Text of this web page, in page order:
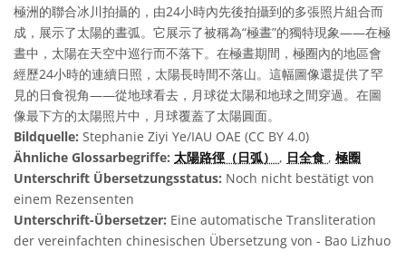
極洲的聯合冰川拍攝的，由24小時內先後拍攝到的多張照片組合而
成，展示了太陽的晝弧。它展示了被稱為“極晝”的獨特現象——在極
晝中，太陽在天空中巡行而不落下。在極晝期間，極圈內的地區會
經歷24小時的連續日照，太陽長時間不落山。這幅圖像還提供了罕
見的日食視角——從地球看去，月球從太陽和地球之間穿過。在圖
像最下方的太陽照片中，月球覆蓋了太陽圓面。
Bildquelle: Stephanie Ziyi Ye/IAU OAE (CC BY 4.0)
Ähnliche Glossarbegriffe: 太陽路徑（日弧） , 日全食 , 極圈
Unterschrift Übersetzungsstatus: Noch nicht bestätigt von
einem Rezensenten
Unterschrift-Übersetzer: Eine automatische Transliteration
der vereinfachten chinesischen Übersetzung von - Bao Lizhuo